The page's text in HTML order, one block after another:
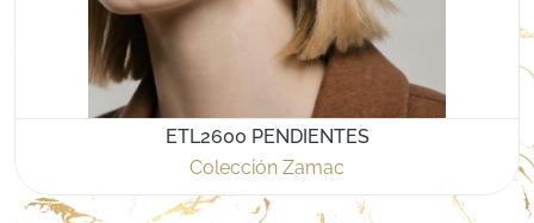
ETL2600 PENDIENTES
Colección Zamac